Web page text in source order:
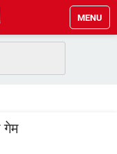
MENU
यूज करें
गेम